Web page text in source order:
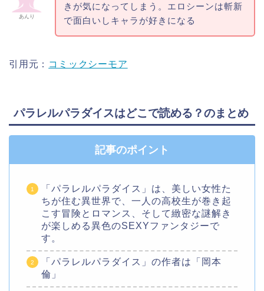
あんり
きが気になってしまう。エロシーンは斬新
で面白いしキャラが好きになる
引用元： コミックシーモア
パラレルパラダイスはどこで読める？のまとめ
記事のポイント
「パラレルパラダイス」は、美しい女性た
ちが住む異世界で、一人の高校生が巻き起
こす冒険とロマンス、そして緻密な謎解き
が楽しめる異色のSEXYファンタジーで
す。
「パラレルパラダイス」の作者は「岡本
倫」